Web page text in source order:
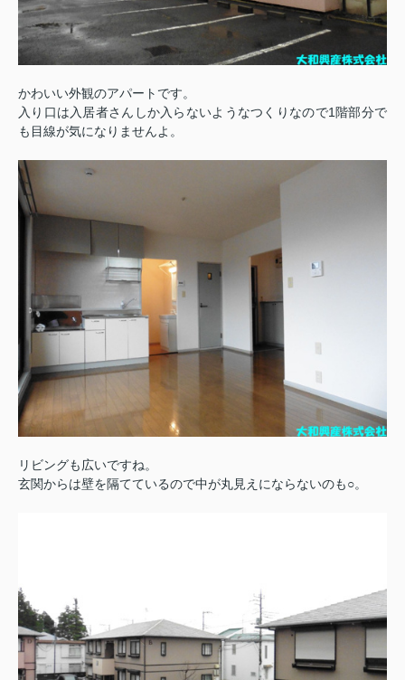
かわいい外観のアパートです。
入り口は入居者さんしか入らないようなつくりなので1階部分で
も目線が気になりませんよ。
リビングも広いですね。
玄関からは壁を隔てているので中が丸見えにならないのも○。